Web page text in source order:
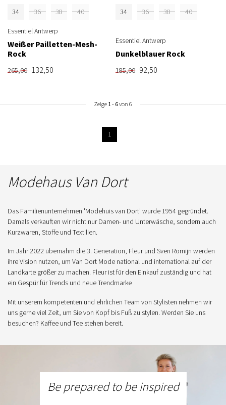
34 36 38 40
Essentiel Antwerp
Weißer Pailletten-Mesh-
Rock
265,00 132,50
34 36 38 40
Essentiel Antwerp
Dunkelblauer Rock
185,00 92,50
Zeige 1 - 6von 6
1
Modehaus Van Dort
Das Familienunternehmen 'Modehuis van Dort' wurde 1954 gegründet.
Damals verkauften wir nicht nur Damen- und Unterwäsche, sondern auch
Kurzwaren, Stoffe und Textilien.
Im Jahr 2022 übernahm die 3. Generation, Fleur und Sven Romijn werden
ihre Vision nutzen, um Van Dort Mode national und international auf der
Landkarte größer zu machen. Fleur ist für den Einkauf zuständig und hat
ein Gespür für Trends und neue Trendmarke
Mit unserem kompetenten und ehrlichen Team von Stylisten nehmen wir
uns gerne viel Zeit, um Sie von Kopf bis Fuß zu stylen. Werden Sie uns
besuchen? Kaffee und Tee stehen bereit.
Be prepared to be inspired